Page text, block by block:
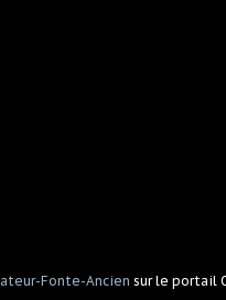
Fonte-Ancien sur le portail